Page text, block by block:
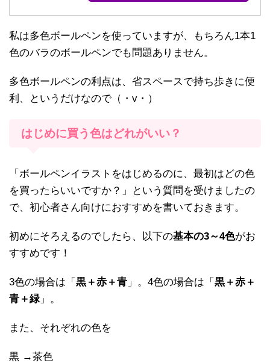
私は多色ボールペンを使っていますが、もちろん1本1
色のバラのボールペンでも問題ありません。
多色ボールペンの利点は、省スペースで持ち歩きに便
利、というだけなので（・v・）
はじめに買う色はどれがいい？
「ボールペンイラストをはじめるのに、最初はどの色
を買ったらいいですか？」という質問を受けましたの
で、初心者さん向けにおすすめを書いておきます。
初めにそろえるのでしたら、以下の基本の3～4色がお
すすめです！
3色の場合は「 黒＋赤＋青 」。4色の場合は「 黒＋赤＋
青＋緑」。
また、それぞれの色を
黒 →茶色